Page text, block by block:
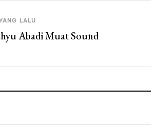
LALU
Abadi Muat Sound